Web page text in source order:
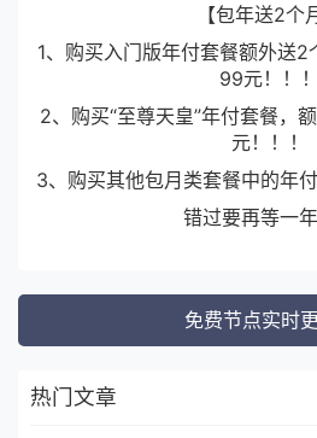
【包年送2个
1、购买入门版年付套餐额外送
99元！！！
2、购买“至尊天皇”年付套餐，
元！！！
3、购买其他包月类套餐中的年
错过要再等一年
免费节点实时
热门文章